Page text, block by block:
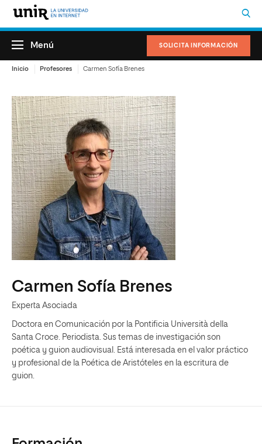
SOLICITA INFORMACIÓN
Menú
Inicio Profesores Carmen Sofía Brenes
Carmen Sofía Brenes
Experta Asociada
Doctora en Comunicación por la Pontificia Università della
Santa Croce. Periodista. Sus temas de investigación son
poética y guion audiovisual. Está interesada en el valor práctico
y profesional de la Poética de Aristóteles en la escritura de
guion.